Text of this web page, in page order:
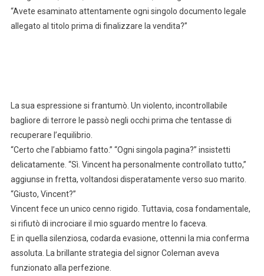
“Avete esaminato attentamente ogni singolo documento legale
allegato al titolo prima di finalizzare la vendita?”
La sua espressione si frantumò. Un violento, incontrollabile
bagliore di terrore le passò negli occhi prima che tentasse di
recuperare l’equilibrio.
“Certo che l’abbiamo fatto.” “Ogni singola pagina?” insistetti
delicatamente. “Sì. Vincent ha personalmente controllato tutto,”
aggiunse in fretta, voltandosi disperatamente verso suo marito.
“Giusto, Vincent?”
Vincent fece un unico cenno rigido. Tuttavia, cosa fondamentale,
si rifiutò di incrociare il mio sguardo mentre lo faceva.
E in quella silenziosa, codarda evasione, ottenni la mia conferma
assoluta. La brillante strategia del signor Coleman aveva
funzionato alla perfezione.